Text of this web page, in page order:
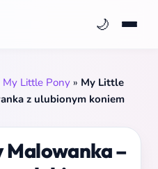
🌙
My Little Pony » My Little
z ulubionym koniem
Malowanka –